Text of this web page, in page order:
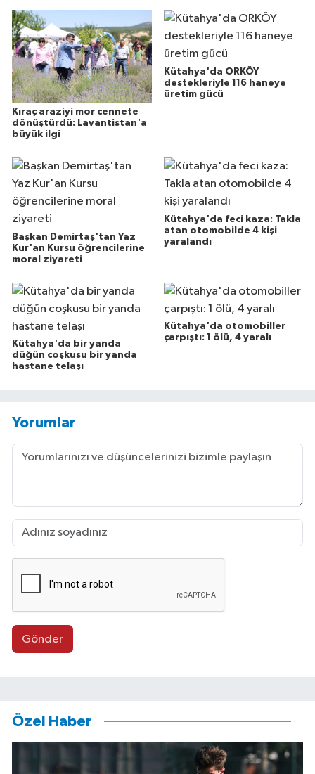
Kıraç araziyi mor cennete
dönüştürdü: Lavantistan'a
büyük ilgi
Kütahya'da ORKÖY
destekleriyle 116 haneye
üretim gücü
Başkan Demirtaş'tan Yaz
Kur'an Kursu öğrencilerine
moral ziyareti
Kütahya'da feci kaza: Takla
atan otomobilde 4 kişi
yaralandı
Kütahya'da bir yanda
düğün coşkusu bir yanda
hastane telaşı
Kütahya'da otomobiller
çarpıştı: 1 ölü, 4 yaralı
Yorumlar
Gönder
Özel Haber